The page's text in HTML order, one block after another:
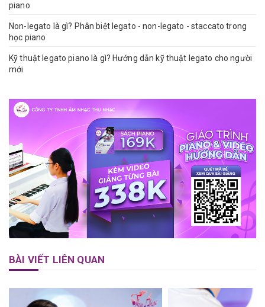
piano
Non-legato là gì? Phân biệt legato - non-legato - staccato trong
học piano
Kỹ thuật legato piano là gì? Hướng dẫn kỹ thuật legato cho người
mới
BÀI VIẾT LIÊN QUAN